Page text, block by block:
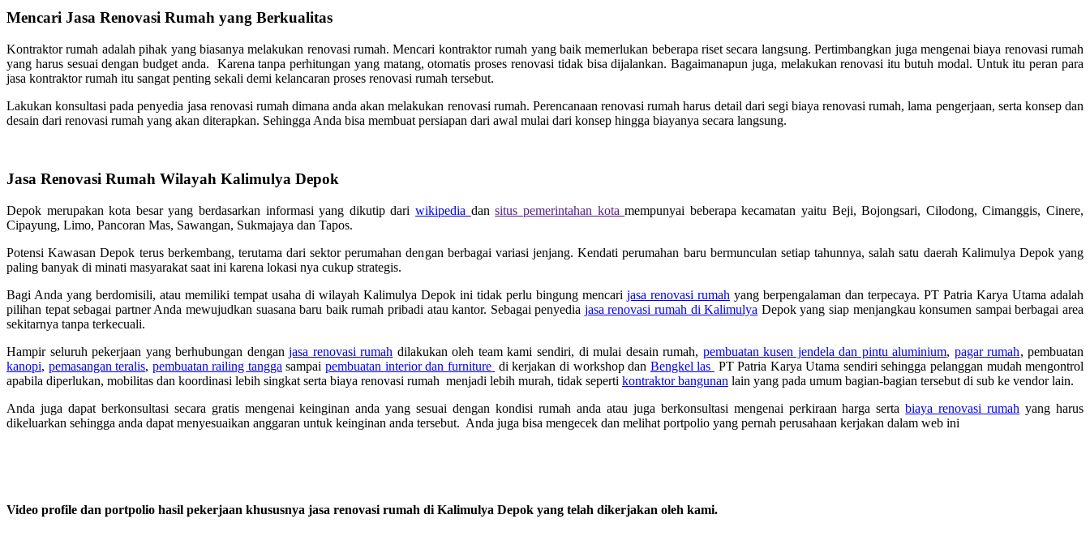
Mencari Jasa Renovasi Rumah yang Berkualitas
Kontraktor rumah adalah pihak yang biasanya melakukan renovasi rumah. Mencari kontraktor rumah yang baik memerlukan beberapa riset secara langsung. Pertimbangkan juga mengenai biaya renovasi rumah
yang harus sesuai dengan budget anda. Karena tanpa perhitungan yang matang, otomatis proses renovasi tidak bisa dijalankan. Bagaimanapun juga, melakukan renovasi itu butuh modal. Untuk itu peran para
jasa kontraktor rumah itu sangat penting sekali demi kelancaran proses renovasi rumah tersebut.
Lakukan konsultasi pada penyedia jasa renovasi rumah dimana anda akan melakukan renovasi rumah. Perencanaan renovasi rumah harus detail dari segi biaya renovasi rumah, lama pengerjaan, serta konsep dan
desain dari renovasi rumah yang akan diterapkan. Sehingga Anda bisa membuat persiapan dari awal mulai dari konsep hingga biayanya secara langsung.
Jasa Renovasi Rumah Wilayah Kalimulya Depok
Depok merupakan kota besar yang berdasarkan informasi yang dikutip dariwikipedia dansitus pemerintahan kotamempunyai beberapa kecamatan yaitu Beji, Bojongsari, Cilodong, Cimanggis, Cinere,
Cipayung, Limo, Pancoran Mas, Sawangan, Sukmajaya dan Tapos.
Potensi Kawasan Depok terus berkembang, terutama dari sektor perumahan dengan berbagai variasi jenjang. Kendati perumahan baru bermunculan setiap tahunnya, salah satu daerah Kalimulya Depok yang
paling banyak di minati masyarakat saat ini karena lokasi nya cukup strategis.
Bagi Anda yang berdomisili, atau memiliki tempat usaha di wilayah Kalimulya Depok ini tidak perlu bingung mencari jasa renovasi rumah yang berpengalaman dan terpecaya. PT Patria Karya Utama adalah
pilihan tepat sebagai partner Anda mewujudkan suasana baru baik rumah pribadi atau kantor. Sebagai penyedia jasa renovasi rumah di Kalimulya Depok yang siap menjangkau konsumen sampai berbagai area
sekitarnya tanpa terkecuali.
Hampir seluruh pekerjaan yang berhubungan denganjasa renovasi rumah dilakukan oleh team kami sendiri, di mulai desain rumah, pembuatan kusen jendela dan pintu aluminium, pagar rumah, pembuatan
kanopi, pemasangan teralis, pembuatan railing tangga sampaipembuatan interior dan furniture di kerjakan di workshop dan Bengkel las PT Patria Karya Utama sendiri sehingga pelanggan mudah mengontrol
apabila diperlukan, mobilitas dan koordinasi lebih singkat serta biaya renovasi rumah menjadi lebih murah, tidak seperti kontraktor bangunan lain yang pada umum bagian-bagian tersebut di sub ke vendor lain.
Anda juga dapat berkonsultasi secara gratis mengenai keinginan anda yang sesuai dengan kondisi rumah anda atau juga berkonsultasi mengenai perkiraan harga sertabiaya renovasi rumah yang harus
dikeluarkan sehingga anda dapat menyesuaikan anggaran untuk keinginan anda tersebut. Anda juga bisa mengecek dan melihat portpolio yang pernah perusahaan kerjakan dalam web ini
Video profile dan portpolio hasil pekerjaan khususnya jasa renovasi rumah di Kalimulya Depok yang telah dikerjakan oleh kami.